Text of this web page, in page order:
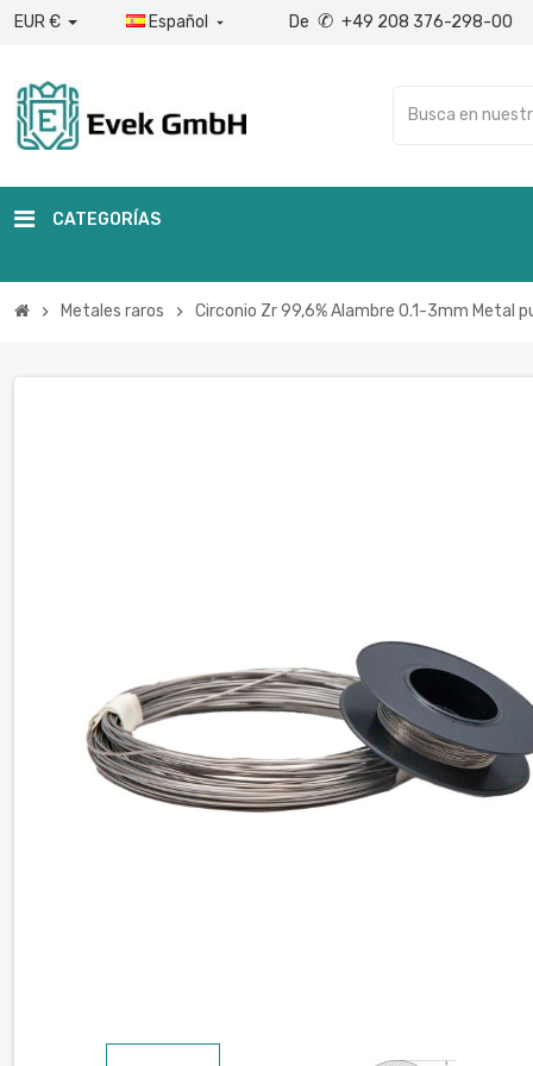
EUR € Español  De ✆ +49 208 376-298-00
CATEGORÍAS
chevron_right Metales raros chevron_right Circonio Zr 99,6% Alambre 0.1-3mm Metal